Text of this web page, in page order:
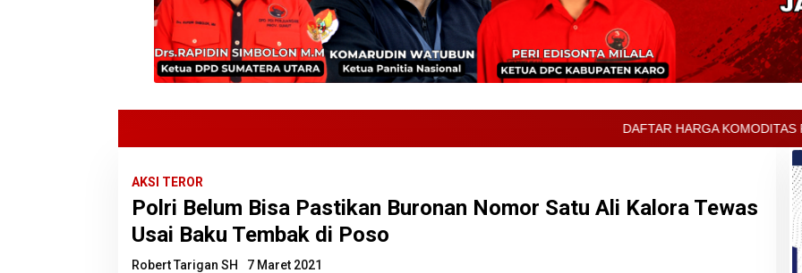
DAFTAR HARGA KOMODITAS PERTANIAN
AKSI TEROR
Polri Belum Bisa Pastikan Buronan Nomor Satu Ali Kalora Tewas
Usai Baku Tembak di Poso
Robert Tarigan SH
7 Maret 2021